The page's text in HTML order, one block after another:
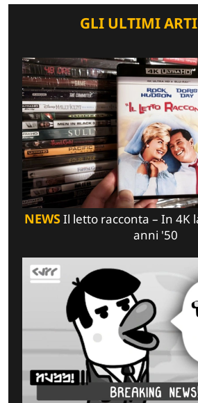
GLI ULTIMI
NEWSIl letto racconta – In 4K
anni '50